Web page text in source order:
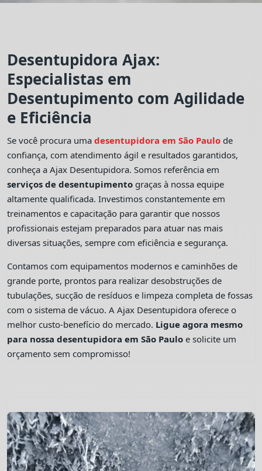
Desentupidora Ajax:
Especialistas em
Desentupimento com Agilidade
e Eficiência
Se você procura umadesentupidora em São Paulo de
confiança, com atendimento ágil e resultados garantidos,
conheça a Ajax Desentupidora. Somos referência em
serviços de desentupimento graças à nossa equipe
altamente qualificada. Investimos constantemente em
treinamentos e capacitação para garantir que nossos
profissionais estejam preparados para atuar nas mais
diversas situações, sempre com eficiência e segurança.
Contamos com equipamentos modernos e caminhões de
grande porte, prontos para realizar desobstruções de
tubulações, sucção de resíduos e limpeza completa de fossas
com o sistema de vácuo. A Ajax Desentupidora oferece o
melhor custo-benefício do mercado. Ligue agora mesmo
para nossa desentupidora em São Paulo e solicite um
orçamento sem compromisso!